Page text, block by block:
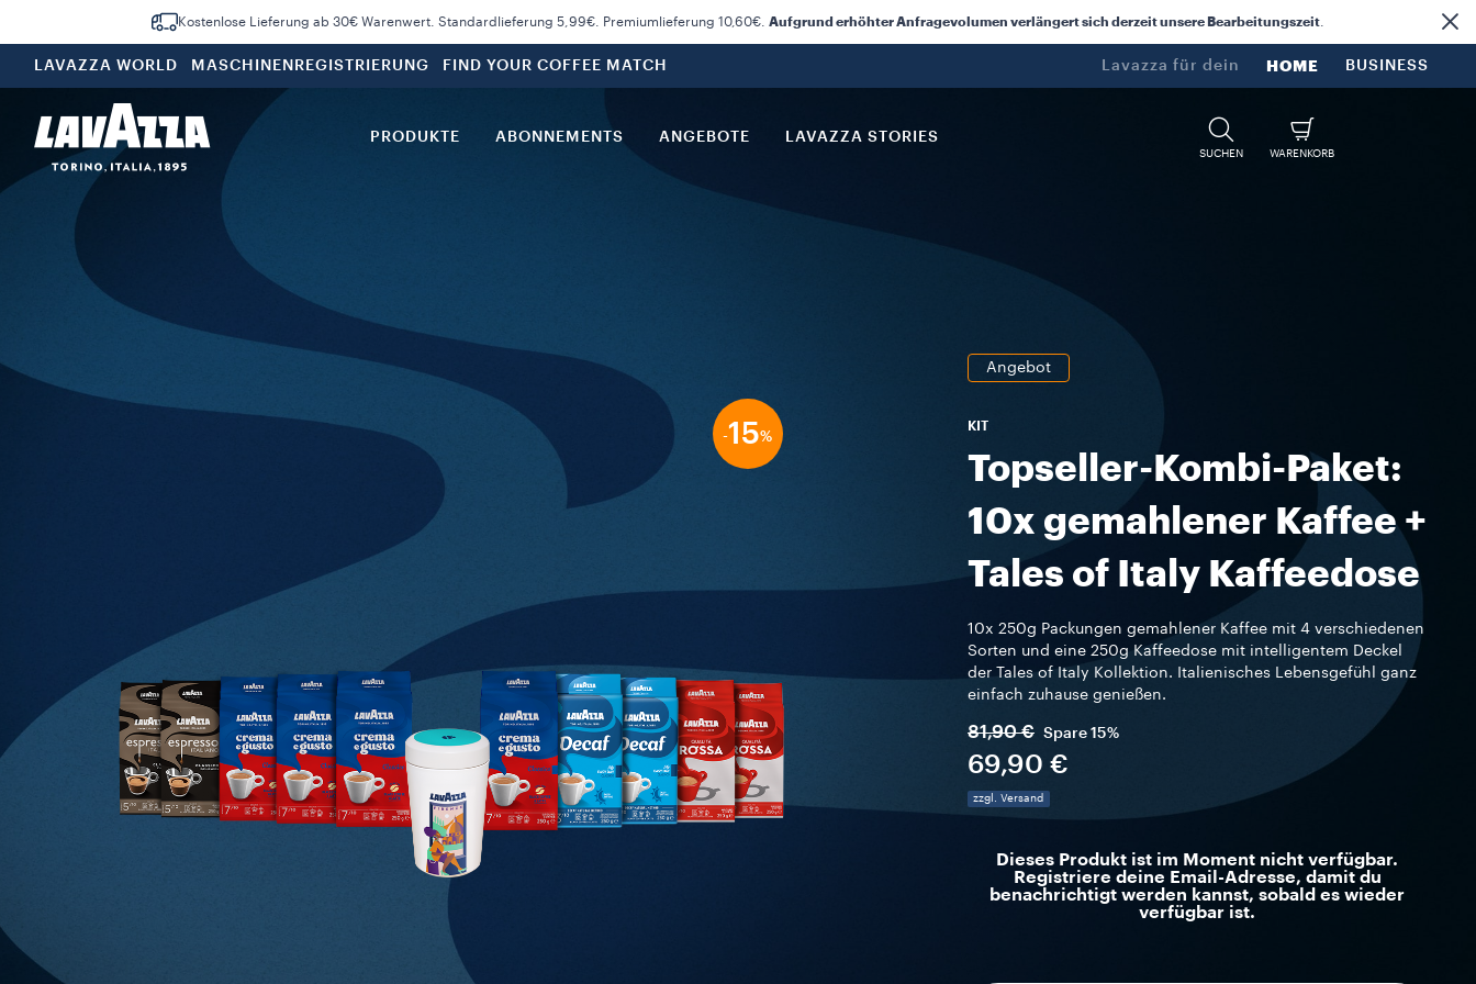
Kostenlose Lieferung ab 30€ Warenwert. Standardlieferung 5,99€. Premiumlieferung 10,60€. Aufgrund erhöhter Anfragevolumen verlängert sich derzeit unsere Bearbeitungszeit
LAVAZZA WORLD MASCHINENREGISTRIERUNG FIND YOUR COFFEE MATCH Lavazza für dein​ HOME BUSINESS
PRODUKTE ABONNEMENTS ANGEBOTE LAVAZZA STORIES
SUCHEN WARENKORB
-15%
Angebot
KIT
Topseller-Kombi-Paket:
10x gemahlener Kaffee +
Tales of Italy Kaffeedose
10x 250g Packungen gemahlener Kaffee mit 4 verschiedenen
Sorten und eine 250g Kaffeedose mit intelligentem Deckel
der Tales of Italy Kollektion. Italienisches Lebensgefühl ganz
einfach zuhause genießen.
81,90 € Spare 15%
69,90 €
zzgl. Versand
Dieses Produkt ist im Moment nicht verfügbar.
Registriere deine Email-Adresse, damit du
benachrichtigt werden kannst, sobald es wieder
verfügbar ist.